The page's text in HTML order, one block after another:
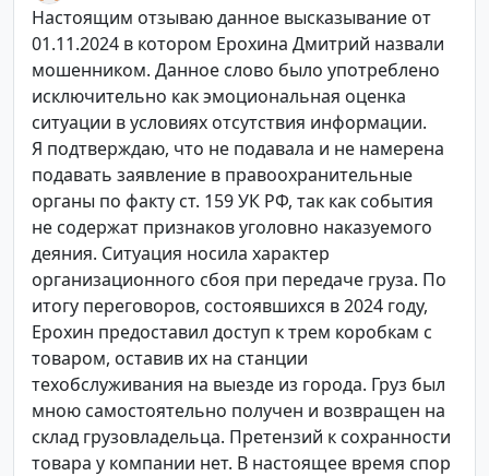
Настоящим отзываю данное высказывание от
01.11.2024 в котором Ерохина Дмитрий назвали
мошенником. Данное слово было употреблено
исключительно как эмоциональная оценка
ситуации в условиях отсутствия информации.
Я подтверждаю, что не подавала и не намерена
подавать заявление в правоохранительные
органы по факту ст. 159 УК РФ, так как события
не содержат признаков уголовно наказуемого
деяния. Ситуация носила характер
организационного сбоя при передаче груза. По
итогу переговоров, состоявшихся в 2024 году,
Ерохин предоставил доступ к трем коробкам с
товаром, оставив их на станции
техобслуживания на выезде из города. Груз был
мною самостоятельно получен и возвращен на
склад грузовладельца. Претензий к сохранности
товара у компании нет. В настоящее время спор